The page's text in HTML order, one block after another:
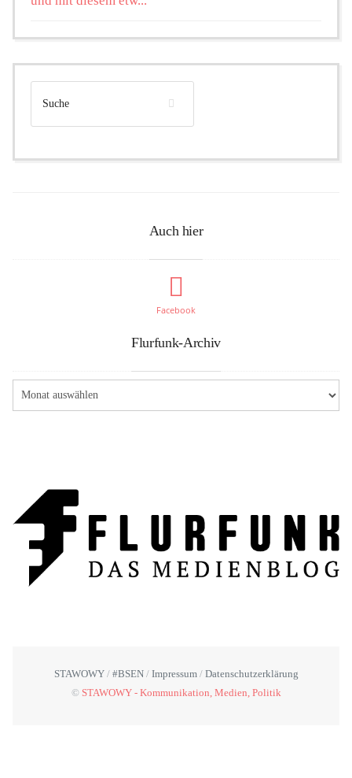
Auch hier
Facebook
Flurfunk-Archiv
STAWOWY #BSEN Impressum
Datenschutzerklärung
© STAWOWY - Kommunikation, Medien, Politik